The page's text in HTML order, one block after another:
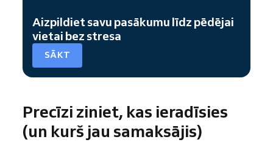
Aizpildiet savu pasākumu līdz pēdējai
vietai bez stresa
SĀKT
Precīzi ziniet, kas ieradīsies
(un kurš jau samaksājis)